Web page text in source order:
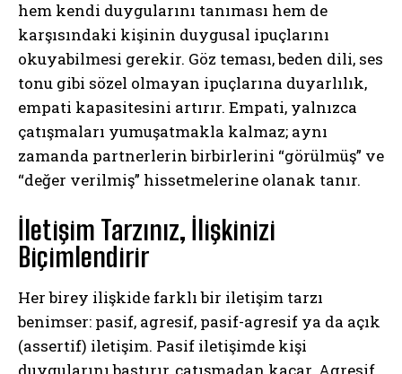
hem kendi duygularını tanıması hem de
karşısındaki kişinin duygusal ipuçlarını
okuyabilmesi gerekir. Göz teması, beden dili, ses
tonu gibi sözel olmayan ipuçlarına duyarlılık,
empati kapasitesini artırır. Empati, yalnızca
çatışmaları yumuşatmakla kalmaz; aynı
zamanda partnerlerin birbirlerini “görülmüş” ve
“değer verilmiş” hissetmelerine olanak tanır.
İletişim Tarzınız, İlişkinizi
Biçimlendirir
Her birey ilişkide farklı bir iletişim tarzı
benimser: pasif, agresif, pasif-agresif ya da açık
(assertif) iletişim. Pasif iletişimde kişi
duygularını bastırır, çatışmadan kaçar. Agresif